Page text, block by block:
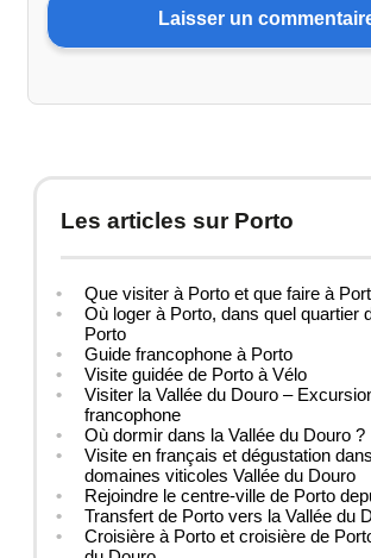
Les articles sur Porto
Que visiter à Porto et que faire à
Où loger à Porto, dans quel quartier
Porto
Guide francophone à Porto
Visite guidée de Porto à Vélo
Visiter la Vallée du Douro –
francophone
Où dormir dans la Vallée du Douro ?
Visite en français et dégustation
domaines viticoles Vallée du Douro
Rejoindre le centre-ville de Porto
Transfert de Porto vers la Vallée du
Croisière à Porto et croisière de